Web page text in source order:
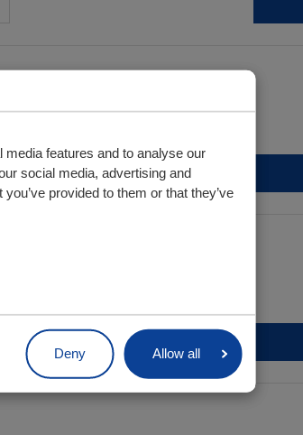
features and to analyse our
social media, advertising and
provided to them or that they’ve
Deny Allow all